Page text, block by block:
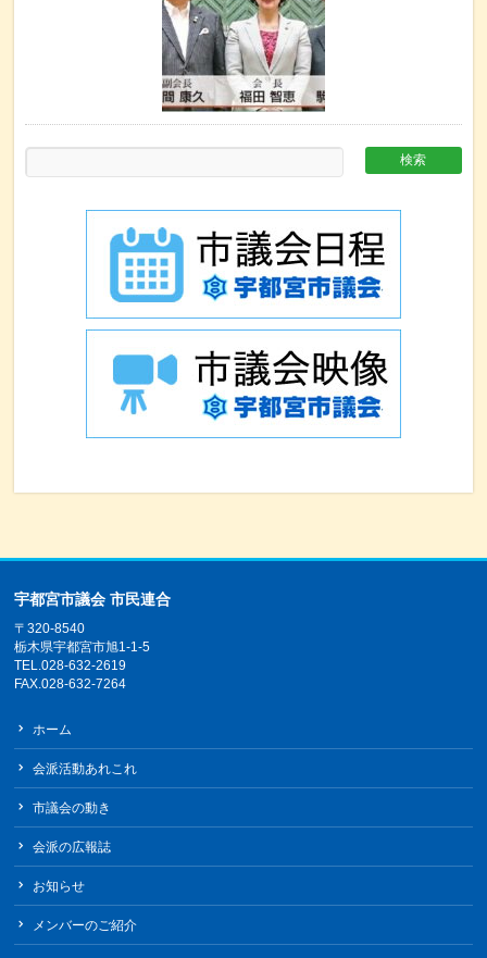
宇都宮市議会 市民連合
〒320-8540
栃木県宇都宮市旭1-1-5
TEL.028-632-2619
FAX.028-632-7264
ホーム
会派活動あれこれ
市議会の動き
会派の広報誌
お知らせ
メンバーのご紹介